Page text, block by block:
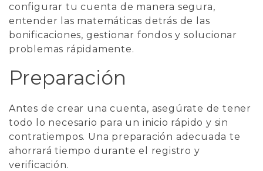
configurar tu cuenta de manera segura,
entender las matemáticas detrás de las
bonificaciones, gestionar fondos y solucionar
problemas rápidamente.
Preparación
Antes de crear una cuenta, asegúrate de tener
todo lo necesario para un inicio rápido y sin
contratiempos. Una preparación adecuada te
ahorrará tiempo durante el registro y
verificación.